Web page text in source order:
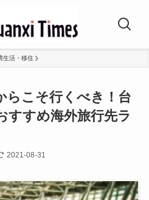
生活・移住
らこそ行くべき！台
すすめ海外旅行先ラ
2021-08-31